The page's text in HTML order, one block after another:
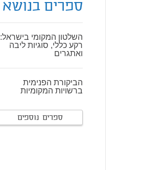
ספרים בנושא
השלטון המקומי בישראל:
רקע כללי, סוגיות ליבה
ואתגרים
הביקורת הפנימית
ברשויות המקומיות
ספרים נוספים